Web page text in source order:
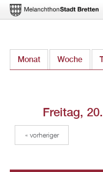
zum
Monat Woche
Freitag,
« vorheriger